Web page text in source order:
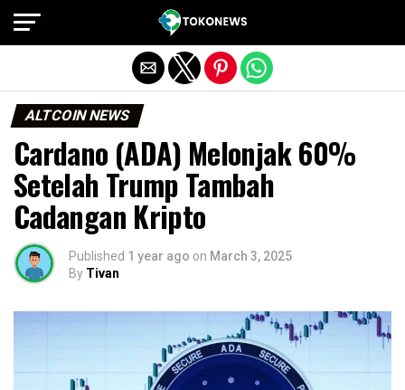
ALTCOIN NEWS
Cardano (ADA) Melonjak 60%
Setelah Trump Tambah
Cadangan Kripto
Published 1 year ago on March 3, 2025
By Tivan
Exit mobile version